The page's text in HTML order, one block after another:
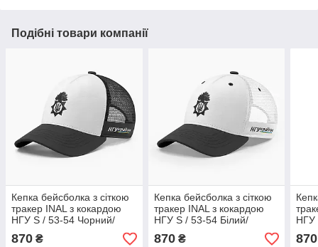
Подібні товари компанії
Кепка бейсболка з сіткою
тракер INAL з кокардою
НГУ S / 53-54 Чорний/
Білий 117653
870 ₴
Кепка бейсболка з сіткою
тракер INAL з кокардою
НГУ S / 53-54 Білий/
Чорний 117753
870₴
НГУ
870